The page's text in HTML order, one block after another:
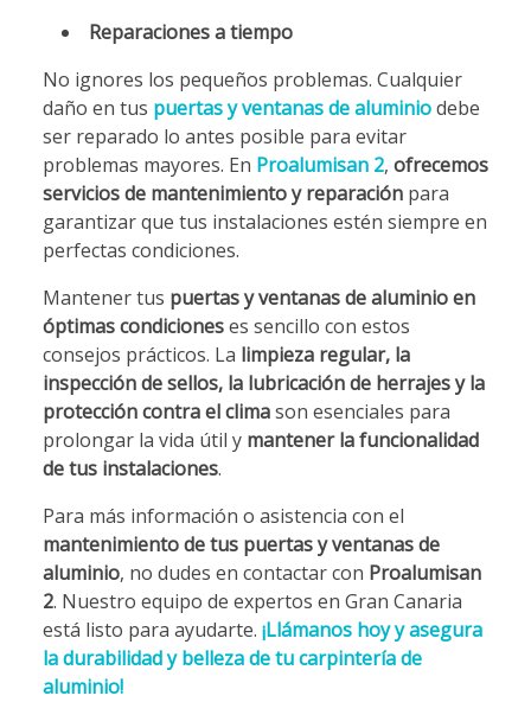
Reparaciones a tiempo
No ignores los pequeños problemas. Cualquier
daño en tus puertas y ventanas de aluminiodebe
ser reparado lo antes posible para evitar
problemas mayores. En Proalumisan 2, ofrecemos
servicios de mantenimiento y reparación para
garantizar que tus instalaciones estén siempre en
perfectas condiciones.
Mantener tus puertas y ventanas de aluminio en
óptimas condicioneses sencillo con estos
consejos prácticos. La limpieza regular, la
inspección de sellos, la lubricación de herrajes y la
protección contra el climason esenciales para
prolongar la vida útil y mantener la funcionalidad
de tus instalaciones.
Para más información o asistencia con el
mantenimiento de tus puertas y ventanas de
aluminio, no dudes en contactar con Proalumisan
2. Nuestro equipo de expertos en Gran Canaria
está listo para ayudarte. ¡Llámanos hoy y asegura
la durabilidad y belleza de tu carpintería de
aluminio!